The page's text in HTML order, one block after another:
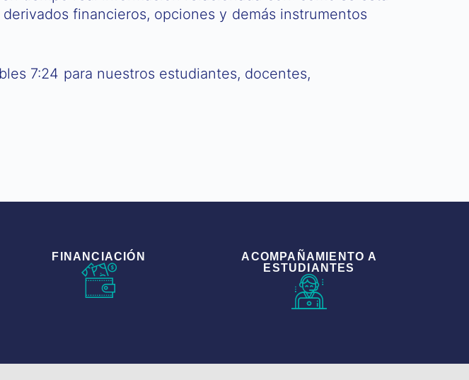
financieros, opciones y demás instrumentos
7:24 para nuestros estudiantes, docentes,
FINANCIACIÓN
ACOMPAÑAMIENTO A
ESTUDIANTES